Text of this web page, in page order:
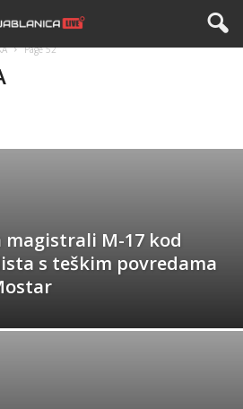
Page 52
magistrali M-17 kod
s teškim povredama